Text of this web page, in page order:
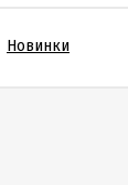
Новинки